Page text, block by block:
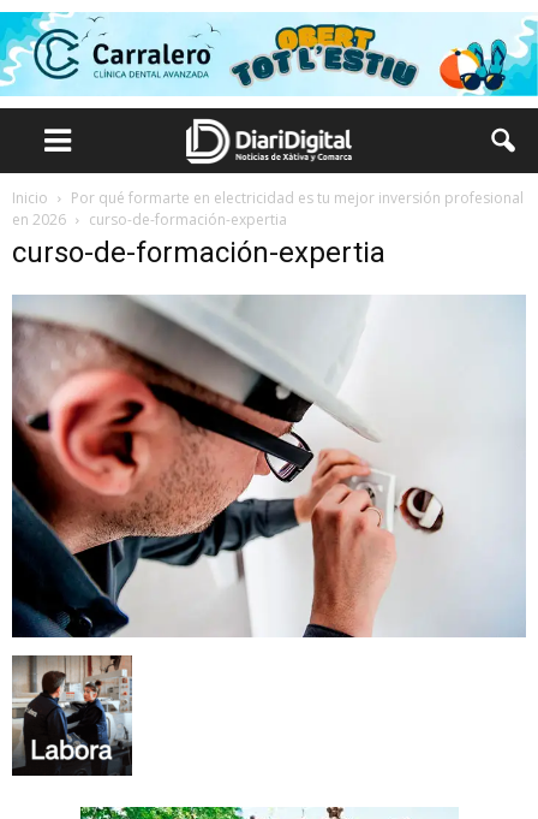
Inicio
Por qué formarte en electricidad es tu mejor inversión profesional
en 2026
curso-de-formación-expertia
curso-de-formación-expertia